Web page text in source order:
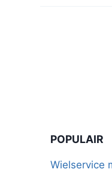
POPULAIR
Wielservice